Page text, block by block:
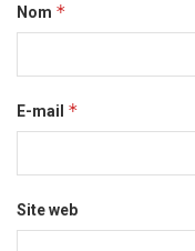
Nom *
E-mail *
Site web